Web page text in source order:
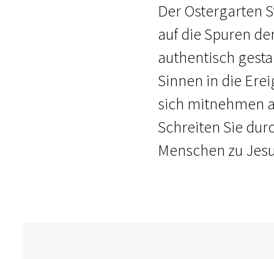
Der Ostergarten
auf die Spuren
authentisch
Sinnen in die
sich mitnehmen
Schreiten Sie
Menschen zu